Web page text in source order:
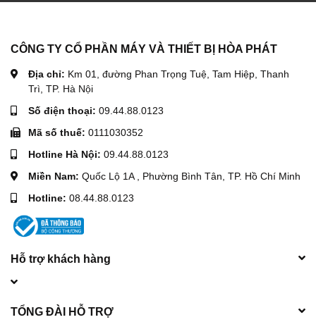
CÔNG TY CỔ PHẦN MÁY VÀ THIẾT BỊ HÒA PHÁT
Địa chỉ: Km 01, đường Phan Trọng Tuệ, Tam Hiệp, Thanh
Trì, TP. Hà Nội
Số điện thoại: 09.44.88.0123
Mã số thuế: 0111030352
Hotline Hà Nội: 09.44.88.0123
Miền Nam: Quốc Lộ 1A , Phường Bình Tân, TP. Hồ Chí Minh
Hotline: 08.44.88.0123
Hỗ trợ khách hàng
TỔNG ĐÀI HỖ TRỢ